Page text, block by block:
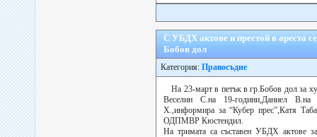
С УБДХ актове и престой в ареста
Бобов дол
Категория: Правосъдие
На 23-март в петък в гр.Бобов дол за
Веселин С.на 19-години,Даниел
Х.,информира за “Кубер прес”,Катя
ОДПМВР Кюстендил.
На тримата са съставен УБДХ актове